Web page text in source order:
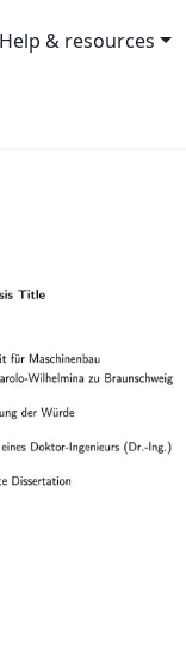
Help & resources